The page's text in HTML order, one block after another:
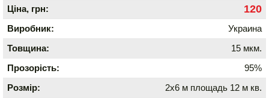
Ціна, грн: 120
Виробник:
Украина
Товщина:
15 мкм.
Прозорість:
95%
Розмір:
2х6 м площадь 12 м кв.